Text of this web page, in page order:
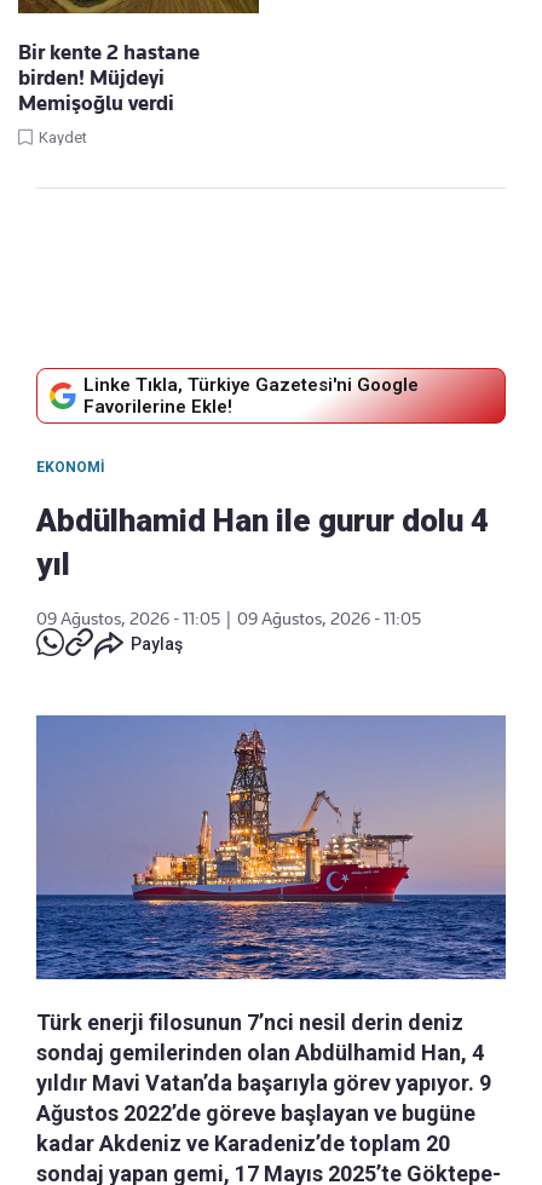
Bir kente 2 hastane
birden! Müjdeyi
Memişoğlu verdi
Kaydet
Linke Tıkla, Türkiye Gazetesi'ni Google
Favorilerine Ekle!
EKONOMI
Abdülhamid Han ile gurur dolu 4
yıl
09 Ağustos, 2026 - 11:05
09 Ağustos, 2026 - 11:05
Paylaş
Türk enerji filosunun 7’nci nesil derin deniz
sondaj gemilerinden olan Abdülhamid Han, 4
yıldır Mavi Vatan’da başarıyla görev yapıyor. 9
Ağustos 2022’de göreve başlayan ve bugüne
kadar Akdeniz ve Karadeniz’de toplam 20
sondaj yapan gemi, 17 Mayıs 2025’te Göktepe-